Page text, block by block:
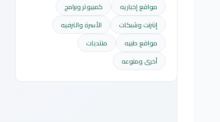
مواقع إخباريه
كمبيوتر وبرامج
إنترنت وشبكات
الأسرة والترفيه
مواقع طبيه
منتديات
أخرى ومنوعه